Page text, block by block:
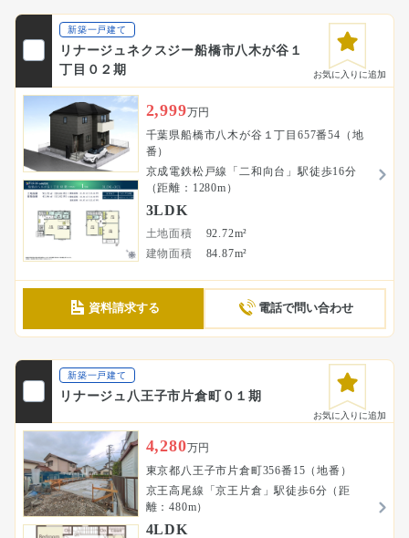
新築一戸建て
リナージュネクスジー船橋市八木が谷１
丁目０２期
お気に入りに追加
2,999万円
千葉県船橋市八木が谷１丁目657番54（地
番）
京成電鉄松戸線「二和向台」駅徒歩16分
（距離：1280m）
3LDK
土地面積
92.72m²
建物面積
84.87m²
資料請求する 電話で問い合わせ
新築一戸建て
リナージュ八王子市片倉町０１期
お気に入りに追加
4,280万円
東京都八王子市片倉町356番15（地番）
京王高尾線「京王片倉」駅徒歩6分（距
離：480m）
4LDK